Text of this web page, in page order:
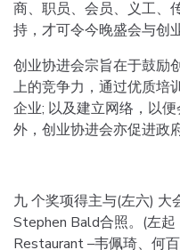
商、职员、会员、义工、
持，才可令今晚盛会与创
创业协进会宗旨在于鼓励
上的竞争力，通过优质培
企业; 以及建立网络，以
外，创业协进会亦促进政
九 个奖项得主与(左六) 大
Stephen Bald合照。(左
Restaurant –韦佩琦、何